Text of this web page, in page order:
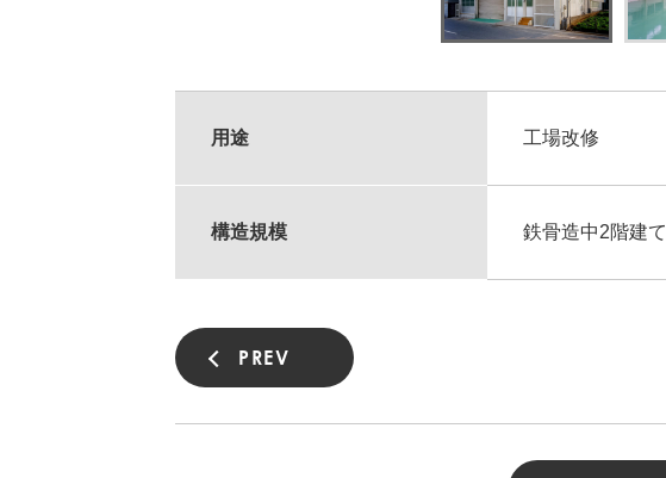
用途 工場改修
構造規模 鉄骨造中2階建て
PREV